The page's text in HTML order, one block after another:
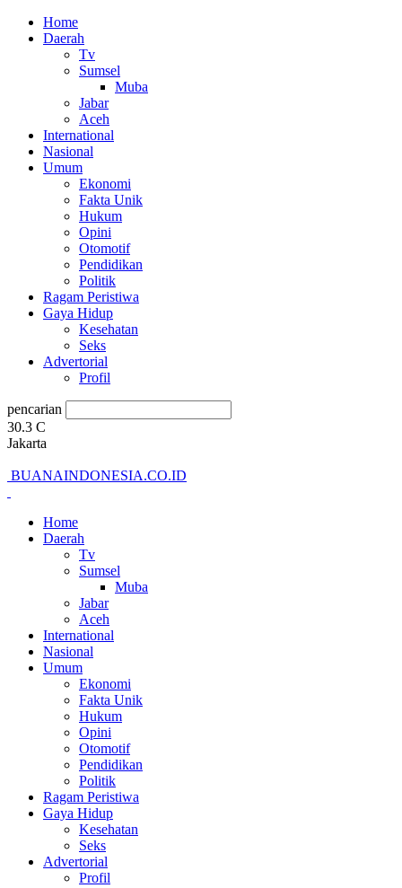
Home
Daerah
Tv
Sumsel
Muba
Jabar
Aceh
International
Nasional
Umum
Ekonomi
Fakta Unik
Hukum
Opini
Otomotif
Pendidikan
Politik
Ragam Peristiwa
Gaya Hidup
Kesehatan
Seks
Advertorial
Profil
pencarian
30.3 C
Jakarta
BUANAINDONESIA.CO.ID
Home
Daerah
Tv
Sumsel
Muba
Jabar
Aceh
International
Nasional
Umum
Ekonomi
Fakta Unik
Hukum
Opini
Otomotif
Pendidikan
Politik
Ragam Peristiwa
Gaya Hidup
Kesehatan
Seks
Advertorial
Profil